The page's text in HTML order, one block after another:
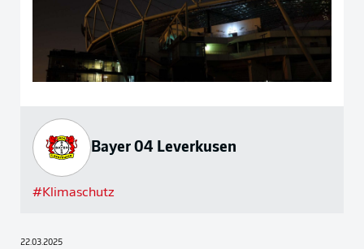
Bayer 04 Leverkusen
#Klimaschutz
22.03.2025